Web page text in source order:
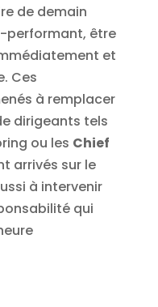
de demain
performant, être
et
Ces
à remplacer
dirigeants tels
ou les Chief
arrivés sur le
à intervenir
qui